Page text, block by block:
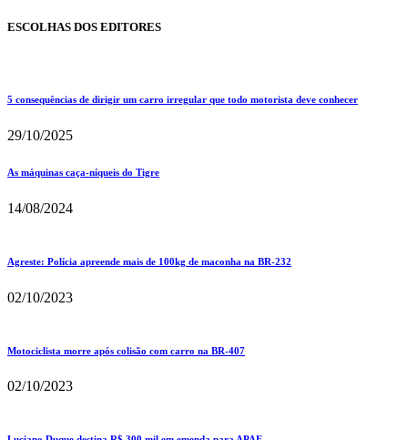
ESCOLHAS DOS EDITORES
5 consequências de dirigir um carro irregular que todo motorista deve conhecer
29/10/2025
As máquinas caça-níqueis do Tigre
14/08/2024
Agreste: Polícia apreende mais de 100kg de maconha na BR-232
02/10/2023
Motociclista morre após colisão com carro na BR-407
02/10/2023